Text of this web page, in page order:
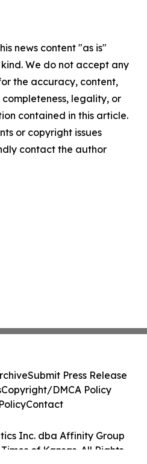
news content "as is"
We do not accept any
the accuracy, content,
completeness, legality, or
contained in this article.
or copyright issues
contact the author
Inc. dba Affinity Group
of Kansas. All Rights
Submit Press Release
Copyright/DMCA Policy
Contact